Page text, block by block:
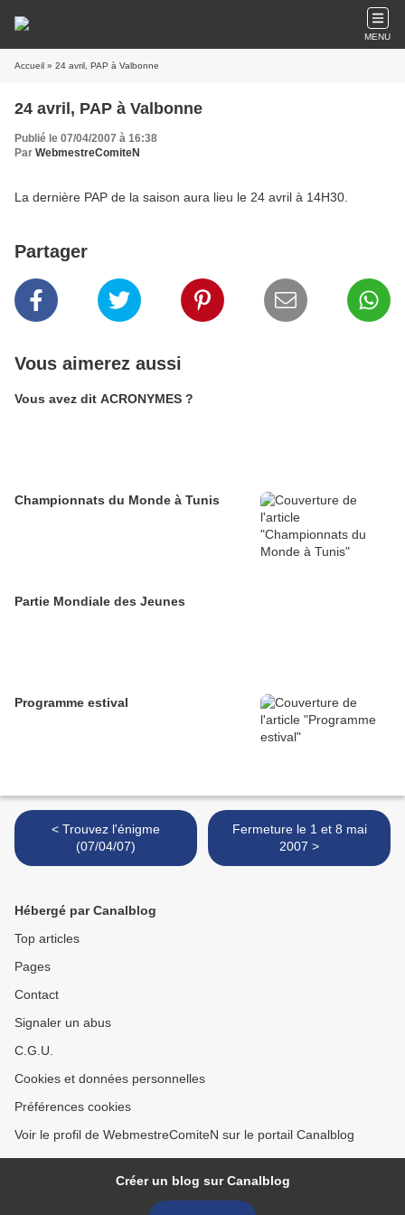
MENU
Accueil » 24 avril, PAP à Valbonne
24 avril, PAP à Valbonne
Publié le 07/04/2007 à 16:38
Par WebmestreComiteN
La dernière PAP de la saison aura lieu le 24 avril à 14H30.
Partager
Vous aimerez aussi
Vous avez dit ACRONYMES ?
Championnats du Monde à Tunis
Partie Mondiale des Jeunes
Programme estival
< Trouvez l'énigme
(07/04/07)
Fermeture le 1 et 8 mai
2007 >
Hébergé par Canalblog
Top articles
Pages
Contact
Signaler un abus
C.G.U.
Cookies et données personnelles
Préférences cookies
Voir le profil de WebmestreComiteN sur le portail Canalblog
Créer un blog sur Canalblog